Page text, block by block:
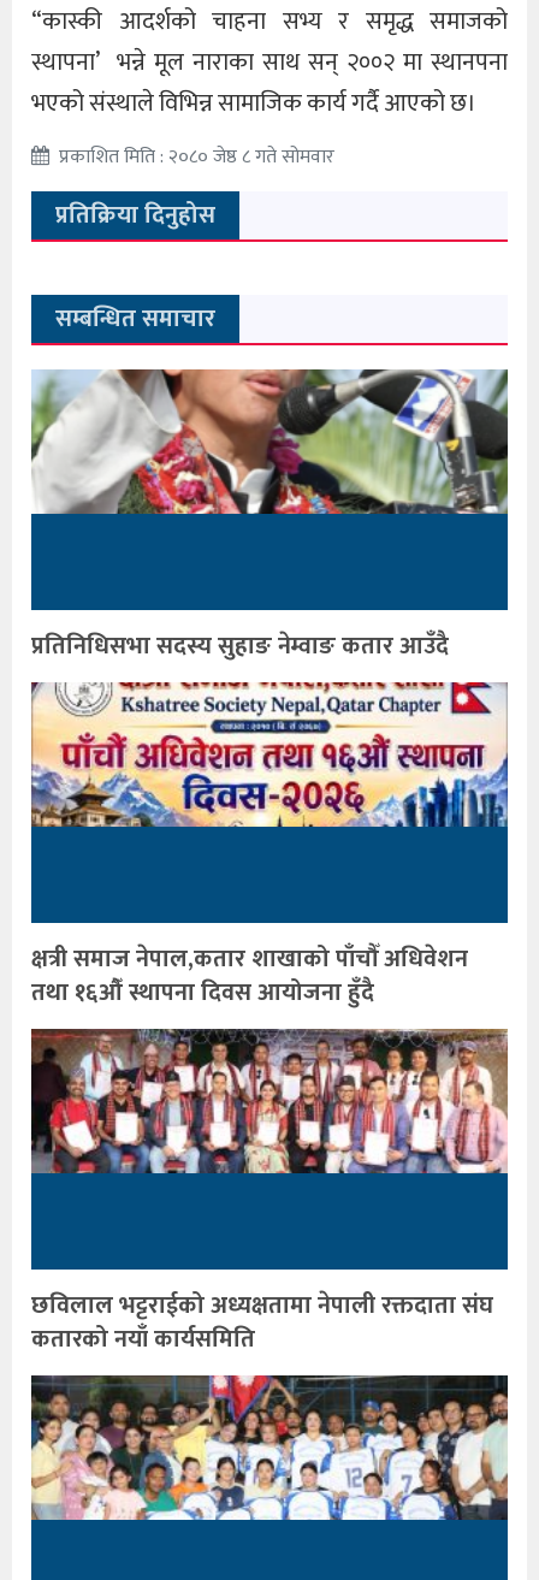
“कास्की आदर्शको चाहना सभ्य र समृद्ध समाजको
स्थापना’ भन्ने मूल नाराका साथ सन् २००२ मा स्थानपना
भएको संस्थाले विभिन्न सामाजिक कार्य गर्दै आएको छ।
प्रकाशित मिति : २०८० जेष्ठ ८ गते सोमवार
प्रतिक्रिया दिनुहोस
सम्बन्धित समाचार
प्रतिनिधिसभा सदस्य सुहाङ नेम्वाङ कतार आउँदै
क्षत्री समाज नेपाल,कतार शाखाको पाँचौँ अधिवेशन
तथा १६औँ स्थापना दिवस आयोजना हुँदै
छविलाल भट्टराईको अध्यक्षतामा नेपाली रक्तदाता संघ
कतारको नयाँ कार्यसमिति